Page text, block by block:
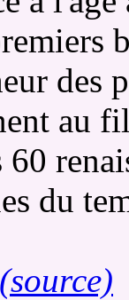
des
au
60
du
(source)